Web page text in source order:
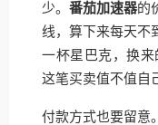
少。番茄加速器的
线，算下来每天不
一杯星巴克，换来
这笔买卖值不值自
付款方式也要留意